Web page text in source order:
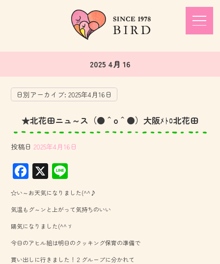
2025 4月 16
日別アーカイブ:2025年4月16日
★北花田ニュ～ス（●＾o＾●）大阪ﾒﾄﾛ北花田
投稿日 2025年4月16日
F
ac
e
b
o
ok
X
ne
☆い～お天気になりました(^^♪
気温もグ～ンと上がって気持ちのいい
陽気になりました(^^ゞ
今日のアヒル組は明日のクッキング保育の準備で
買い出しに行きました！２グループに分かれて